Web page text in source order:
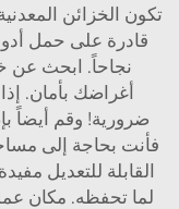
تكون الخزائن
قادرة على حمل
نجاحاً. ابحث عن
أغراضك بأمان.
ضرورية! وقم أيضاً
فأنت بحاجة إلى
القابلة للتعديل
لما تحفظه. مكان